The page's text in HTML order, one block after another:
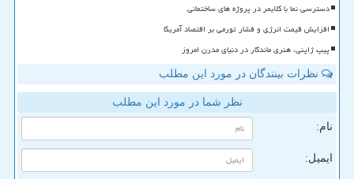
دسترسی نما با کلایمر در پروژه های ساختمانی
افزایش قیمت انرژی و فشار تورمی بر اقتصاد آمریکا
پیپ ژاپنی، هنری ماندگار در دنیای مدرن امروز
نظرات بینندگان در مورد این مطلب
نظر شما در مورد این مطلب
نام:
ایمیل: